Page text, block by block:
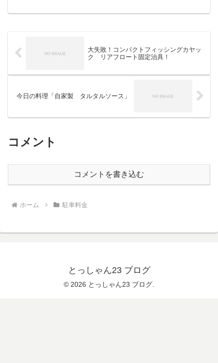
大失敗！コンパクトフィッシングカヤッ
ク リアフロート固定治具！
今日の料理「自家製 タルタルソース」
コメント
コメントを書き込む
ホーム 駐車料金
とっしゃん23 ブログ
© 2026 とっしゃん23 ブログ.